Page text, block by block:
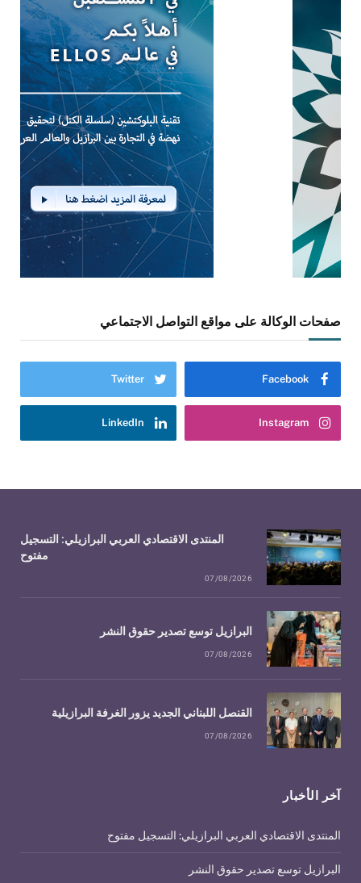
صفحات الوكالة على مواقع التواصل الاجتماعي
Facebook
Twitter
Instagram
LinkedIn
آخر الأخبار
المنتدى الاقتصادي العربي البرازيلي: التسجيل مفتوح
البرازيل توسع تصدير حقوق النشر
المنتدى الاقتصادي العربي البرازيلي: التسجيل
مفتوح
07/08/2026
البرازيل توسع تصدير حقوق النشر
07/08/2026
القنصل اللبناني الجديد يزور الغرفة البرازيلية
07/08/2026